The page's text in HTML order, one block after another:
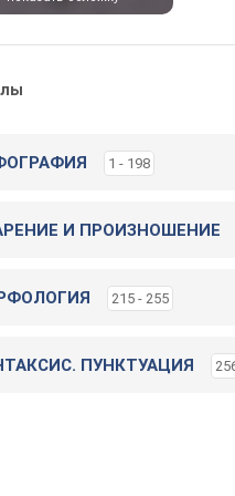
1 - 198
И ПРОИЗНОШЕНИЕ
215 - 255
ПУНКТУАЦИЯ